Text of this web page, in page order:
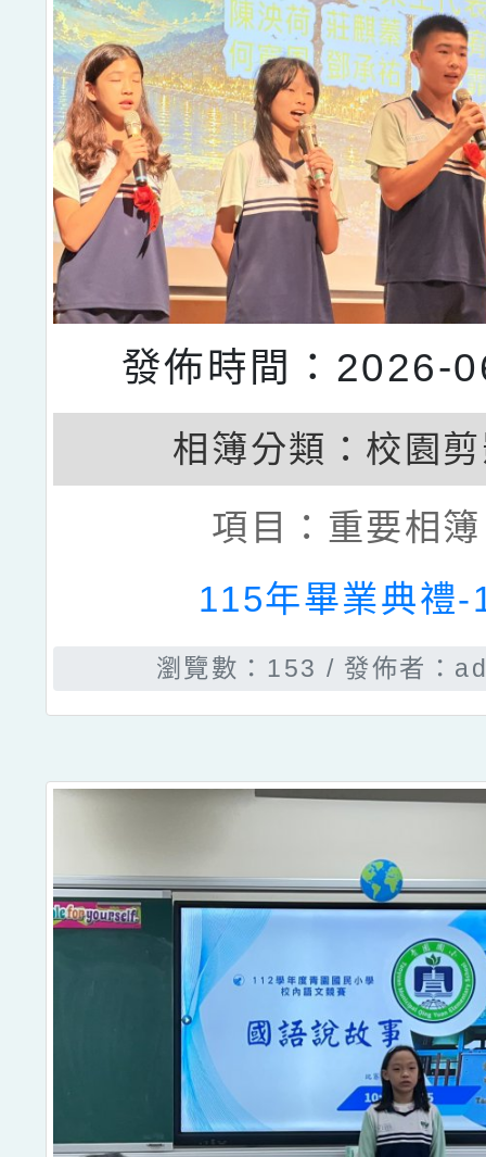
發佈時間：2026-
相簿分類： 校園
項目： 重要相簿
115年畢業典禮-
瀏覽數：153 發佈者：